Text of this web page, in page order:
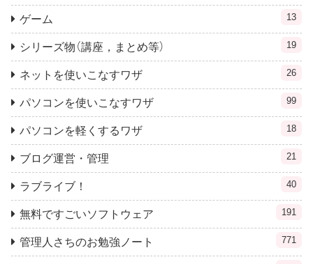
ゲーム 13
シリーズ物（講座，まとめ等） 19
ネットを使いこなすワザ 26
パソコンを使いこなすワザ 99
パソコンを軽くするワザ 18
ブログ運営・管理 21
ラブライブ！ 40
無料ですごいソフトウェア 191
管理人さちのお勉強ノート 771